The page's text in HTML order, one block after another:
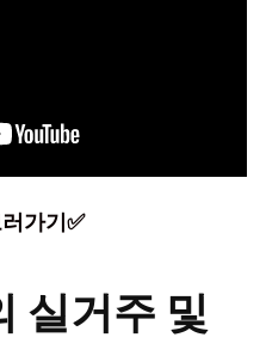
가기✅
실거주 및